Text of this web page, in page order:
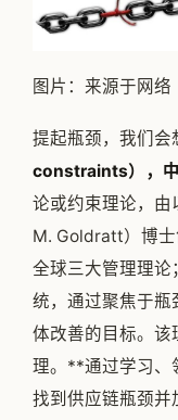
图片：来源于网络
提起瓶颈，我们会
constraints），
论或约束理论，由
M. Goldratt）博
全球三大管理理
统，通过聚焦于瓶
体改善的目标。该
理。**通过学习、
找到供应链瓶颈并